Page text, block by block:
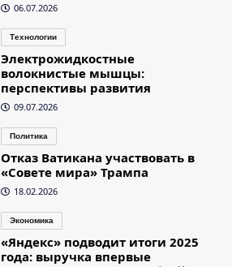
06.07.2026
Технологии
Электрожидкостные
волокнистые мышцы:
перспективы развития
09.07.2026
Политика
Отказ Ватикана участвовать в
«Совете мира» Трампа
18.02.2026
Экономика
«Яндекс» подводит итоги 2025
года: выручка впервые